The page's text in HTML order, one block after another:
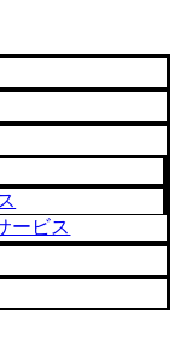
ービス